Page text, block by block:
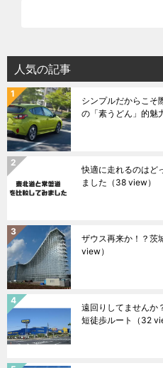
人気の記事
シンプルだからこそ
の「素うどん」的魅
快適に走れるのはど
ました （38 view）
ザウス再来か！？茨
view）
遠回りしてませんか
短徒歩ルート
（32